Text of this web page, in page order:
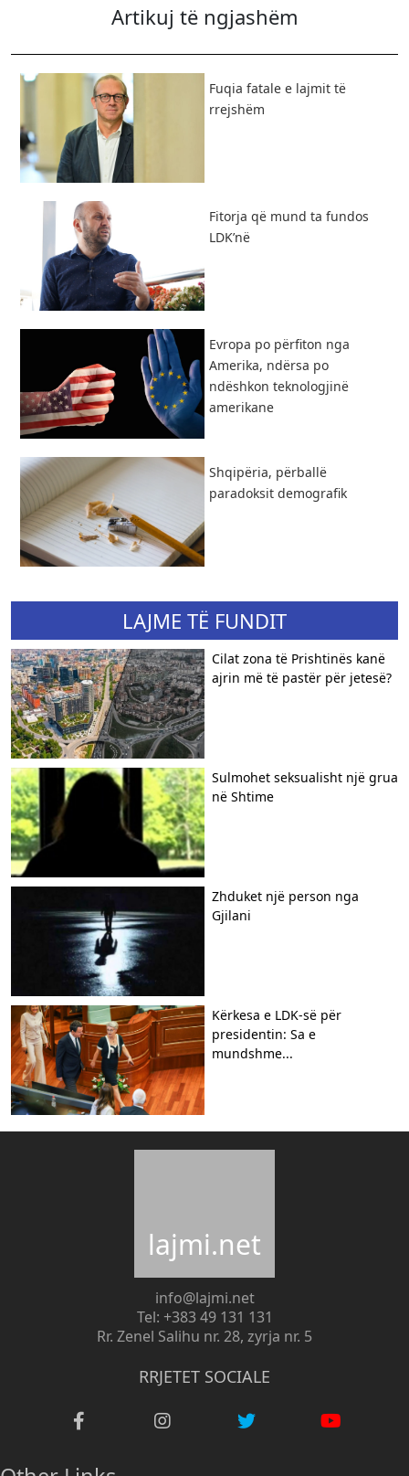
Artikuj të ngjashëm
Fuqia fatale e lajmit të
rrejshëm
Fitorja që mund ta fundos
LDK’në
Evropa po përfiton nga
Amerika, ndërsa po
ndëshkon teknologjinë
amerikane
Shqipëria, përballë
paradoksit demografik
LAJME TË FUNDIT
Cilat zona të Prishtinës kanë
ajrin më të pastër për jetesë?
Sulmohet seksualisht një grua
në Shtime
Zhduket një person nga
Gjilani
Kërkesa e LDK-së për
presidentin: Sa e
mundshme...
lajmi.net
info@lajmi.net
Tel: +383 49 131 131
Rr. Zenel Salihu nr. 28, zyrja nr. 5
RRJETET SOCIALE